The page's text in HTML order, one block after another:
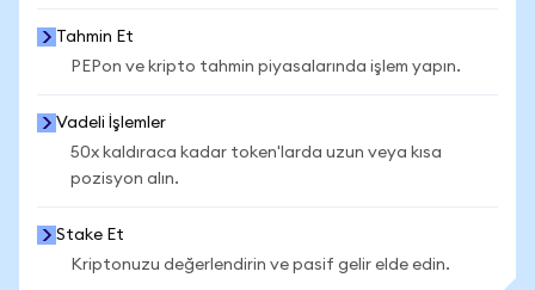
Tahmin Et
PEPon ve kripto tahmin piyasalarında işlem yapın.
Vadeli İşlemler
50x kaldıraca kadar token'larda uzun veya kısa
pozisyon alın.
Stake Et
Kriptonuzu değerlendirin ve pasif gelir elde edin.